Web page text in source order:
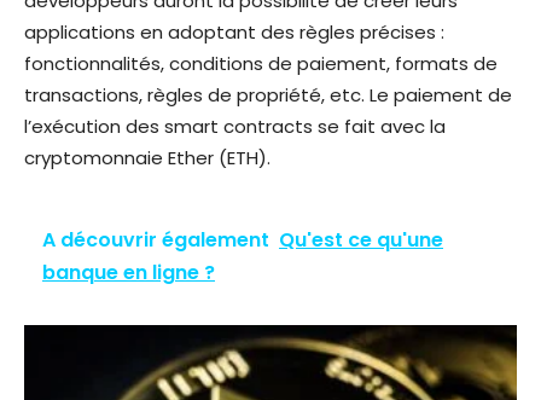
applications en adoptant des règles précises :
fonctionnalités, conditions de paiement, formats de
transactions, règles de propriété, etc. Le paiement de
l’exécution des smart contracts se fait avec la
cryptomonnaie Ether (ETH).
A découvrir également Qu'est ce qu'une
banque en ligne ?